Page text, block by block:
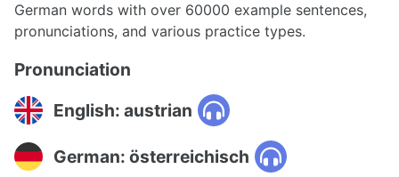
German words with over 60000 example sentences,
pronunciations, and various practice types.
Pronunciation
English: austrian
German: österreichisch